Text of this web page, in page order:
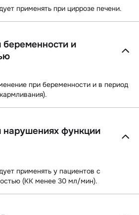
применять при циррозе печени.
и
при беременности и в период
функции
применять у пациентов с
(КК менее 30 мл/мин).